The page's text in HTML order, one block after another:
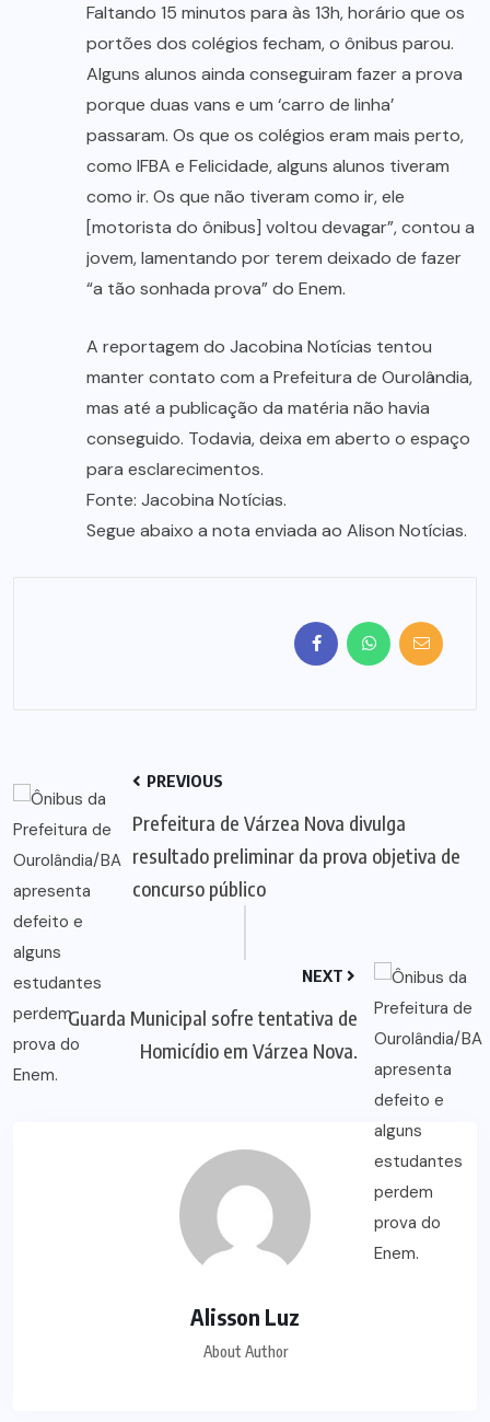
Faltando 15 minutos para às 13h, horário que os
portões dos colégios fecham, o ônibus parou.
Alguns alunos ainda conseguiram fazer a prova
porque duas vans e um ‘carro de linha’
passaram. Os que os colégios eram mais perto,
como IFBA e Felicidade, alguns alunos tiveram
como ir. Os que não tiveram como ir, ele
[motorista do ônibus] voltou devagar”, contou a
jovem, lamentando por terem deixado de fazer
“a tão sonhada prova” do Enem.
A reportagem do Jacobina Notícias tentou
manter contato com a Prefeitura de Ourolândia,
mas até a publicação da matéria não havia
conseguido. Todavia, deixa em aberto o espaço
para esclarecimentos.
Fonte: Jacobina Notícias.
Segue abaixo a nota enviada ao Alison Notícias.
PREVIOUS
Prefeitura de Várzea Nova divulga
resultado preliminar da prova objetiva de
concurso público
NEXT
Guarda Municipal sofre tentativa de
Homicídio em Várzea Nova.
Alisson Luz
About Author